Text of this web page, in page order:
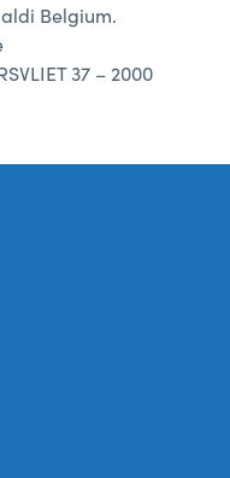
Belgium.
37 – 2000